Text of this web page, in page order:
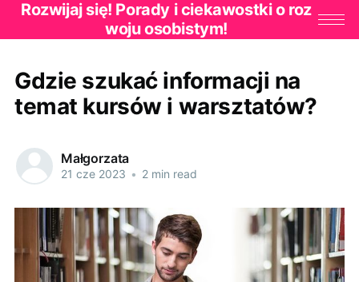
Rozwijaj się! Porady i ciekawostki o roz
woju osobistym!
Gdzie szukać informacji na
temat kursów i warsztatów?
Małgorzata
21 cze 2023 • 2 min read